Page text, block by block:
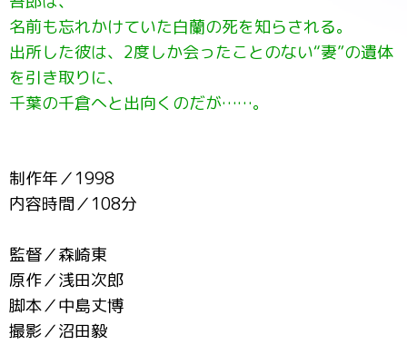
名前も忘れかけていた白蘭の死を知らされる。
出所した彼は、2度しか会ったことのない“妻”の遺体
を引き取りに、
千葉の千倉へと出向くのだが……。
制作年／1998
内容時間／108分
監督／森崎東
原作／浅田次郎
脚本／中島丈博
撮影／沼田毅